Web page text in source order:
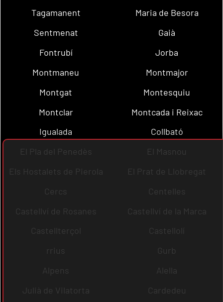
Tagamanent
Maria de Besora
Sentmenat
Gaià
Fontrubí
Jorba
Montmaneu
Montmajor
Montgat
Montesquiu
Montclar
Montcada i Reixac
Igualada
Collbató
El Pla del Penedès
El Masnou
Els Hostalets de Pierola
El Prat de Llobregat
Cercs
Centelles
Castellví de Rosanes
Castellví de la Marca
Castellterçol
Castellolí
rrius
Gurb
Alpens
Alella
Julià de Vilatorta
Cardedeu